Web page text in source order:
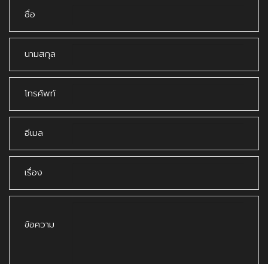
ชื่อ
นามสกุล
โทรศัพท์
อีเมล
เรื่อง